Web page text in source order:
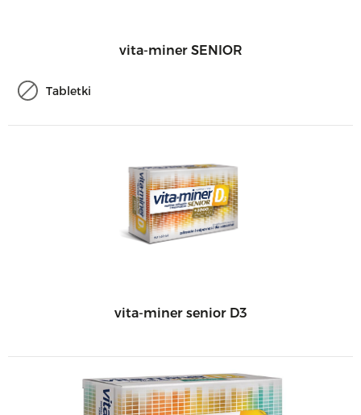
vita-miner SENIOR
Tabletki
vita-miner senior D3